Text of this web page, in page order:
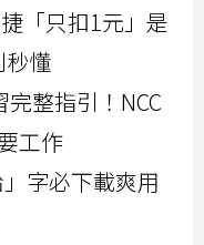
「只扣1元」是
秒懂
整指引！NCC
工作
字必下載爽用